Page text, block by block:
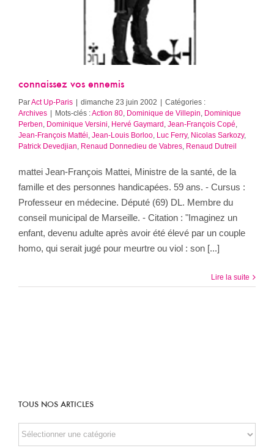
connaissez vos ennemis
ParAct Up-Paris | dimanche 23 juin 2002 | Catégories :
Archives | Mots-clés :Action 80 Dominique de Villepin Dominique
Perben Dominique Versini Hervé Gaymard Jean-François Copé
Jean-François Mattéi Jean-Louis Borloo Luc Ferry, Nicolas Sarkozy,
Patrick Devedjian Renaud Donnedieu de Vabres Renaud Dutreil
mattei Jean-François Mattei, Ministre de la santé, de la
famille et des personnes handicapées. 59 ans. - Cursus :
Professeur en médecine. Député (69) DL. Membre du
conseil municipal de Marseille. - Citation : "Imaginez un
enfant, devenu adulte après avoir été élevé par un couple
homo, qui serait jugé pour meurtre ou viol : son [...]
Lire la suite
TOUS NOS ARTICLES
TOUS
NOS